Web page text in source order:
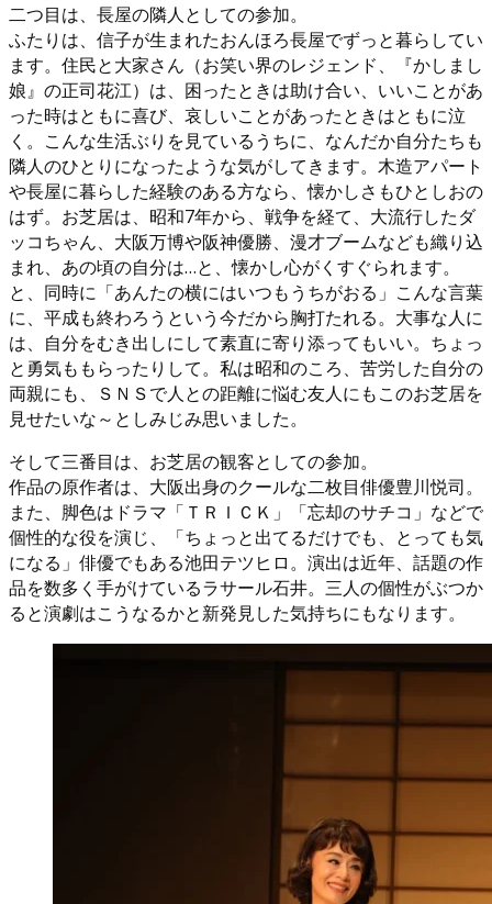
二つ目は、長屋の隣人としての参加。
ふたりは、信子が生まれたおんほろ長屋でずっと暮らしてい
ます。住民と大家さん（お笑い界のレジェンド、『かしまし
娘』の正司花江）は、困ったときは助け合い、いいことがあ
った時はともに喜び、哀しいことがあったときはともに泣
く。こんな生活ぶりを見ているうちに、なんだか自分たちも
隣人のひとりになったような気がしてきます。木造アパート
や長屋に暮らした経験のある方なら、懐かしさもひとしおの
はず。お芝居は、昭和7年から、戦争を経て、大流行したダ
ッコちゃん、大阪万博や阪神優勝、漫才ブームなども織り込
まれ、あの頃の自分は…と、懐かし心がくすぐられます。
と、同時に「あんたの横にはいつもうちがおる」こんな言葉
に、平成も終わろうという今だから胸打たれる。大事な人に
は、自分をむき出しにして素直に寄り添ってもいい。ちょっ
と勇気ももらったりして。私は昭和のころ、苦労した自分の
両親にも、ＳＮＳで人との距離に悩む友人にもこのお芝居を
見せたいな～としみじみ思いました。
そして三番目は、お芝居の観客としての参加。
作品の原作者は、大阪出身のクールな二枚目俳優豊川悦司。
また、脚色はドラマ「ＴＲＩＣＫ」「忘却のサチコ」などで
個性的な役を演じ、「ちょっと出てるだけでも、とっても気
になる」俳優でもある池田テツヒロ。演出は近年、話題の作
品を数多く手がけているラサール石井。三人の個性がぶつか
ると演劇はこうなるかと新発見した気持ちにもなります。